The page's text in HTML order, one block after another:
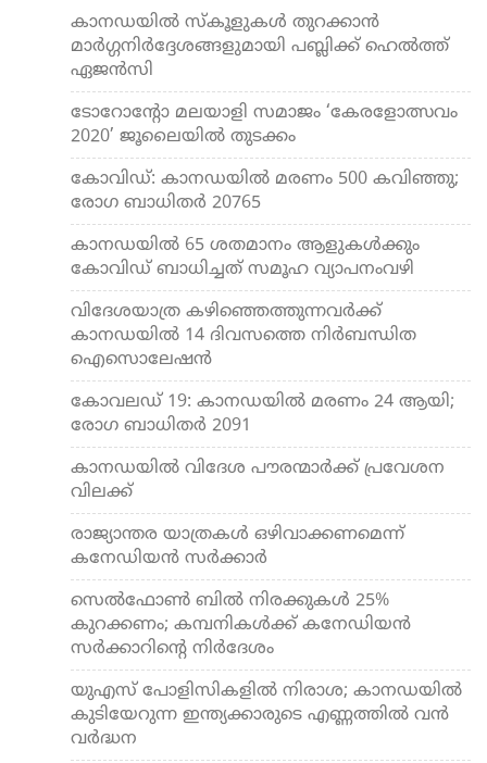
കാനഡയില്‍ സ്‌കൂളുകള്‍ തുറക്കാന്‍
മാര്‍ഗ്ഗനിര്‍ദ്ദേശങ്ങളുമായി പബ്ലിക്ക് ഹെല്‍ത്ത്
ഏജന്‍സി
ടോറോന്റോ മലയാളി സമാജം ‘കേരളോത്സവം
2020’ ജൂലൈയിൽ തുടക്കം
കോവിഡ്: കാനഡയില്‍ മരണം 500 കവിഞ്ഞു;
രോഗ ബാധിതര്‍ 20765
കാനഡയില്‍ 65 ശതമാനം ആളുകള്‍ക്കും
കോവിഡ് ബാധിച്ചത് സമൂഹ വ്യാപനംവഴി
വിദേശയാത്ര കഴിഞ്ഞെത്തുന്നവര്‍ക്ക്
കാനഡയില്‍ 14 ദിവസത്തെ നിര്‍ബന്ധിത
ഐസൊലേഷന്‍
കോവലഡ് 19: കാനഡയില്‍ മരണം 24 ആയി;
രോഗ ബാധിതര്‍ 2091
കാനഡയില്‍ വിദേശ പൗരന്മാര്‍ക്ക് പ്രവേശന
വിലക്ക്
രാജ്യാന്തര യാത്രകള്‍ ഒഴിവാക്കണമെന്ന്
കനേഡിയന്‍ സര്‍ക്കാര്‍
സെല്‍ഫോണ്‍ ബില്‍ നിരക്കുകള്‍ 25%
കുറക്കണം; കമ്പനികള്‍ക്ക് കനേഡിയന്‍
സര്‍ക്കാറിന്റെ നിര്‍ദേശം
യുഎസ് പോളിസികളില്‍ നിരാശ; കാനഡയില്‍
കുടിയേറുന്ന ഇന്ത്യക്കാരുടെ എണ്ണത്തില്‍ വന്‍
വര്‍ദ്ധന